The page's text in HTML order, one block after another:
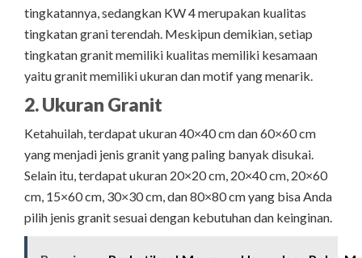
tingkatannya, sedangkan KW 4 merupakan kualitas
tingkatan grani terendah. Meskipun demikian, setiap
tingkatan granit memiliki kualitas memiliki kesamaan
yaitu granit memiliki ukuran dan motif yang menarik.
2. Ukuran Granit
Ketahuilah, terdapat ukuran 40×40 cm dan 60×60 cm
yang menjadi jenis granit yang paling banyak disukai.
Selain itu, terdapat ukuran 20×20 cm, 20×40 cm, 20×60
cm, 15×60 cm, 30×30 cm, dan 80×80 cm yang bisa Anda
pilih jenis granit sesuai dengan kebutuhan dan keinginan.